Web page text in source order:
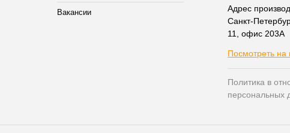
Вакансии
Адрес
Санкт-
11, офис 203А
Посмотреть на
Политика в
персональных